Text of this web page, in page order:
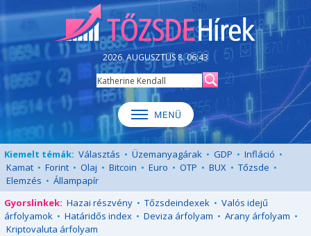
2026. AUGUSZTUS 8. 06:43
Kiemelt témák: Választás • Üzemanyagárak • GDP • Infláció •
Kamat • Forint • Olaj • Bitcoin • Euro • OTP • BUX • Tőzsde •
Elemzés • Állampapír
Gyorslinkek: Hazai részvény • Tőzsdeindexek • Valós idejű
árfolyamok • Határidős index • Deviza árfolyam • Arany árfolyam •
Kriptovaluta árfolyam